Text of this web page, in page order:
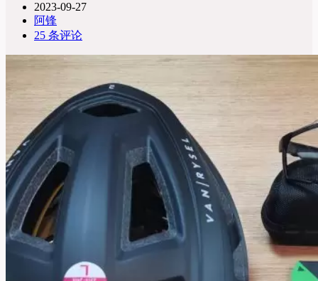
2023-09-27
阿锋
25 条评论